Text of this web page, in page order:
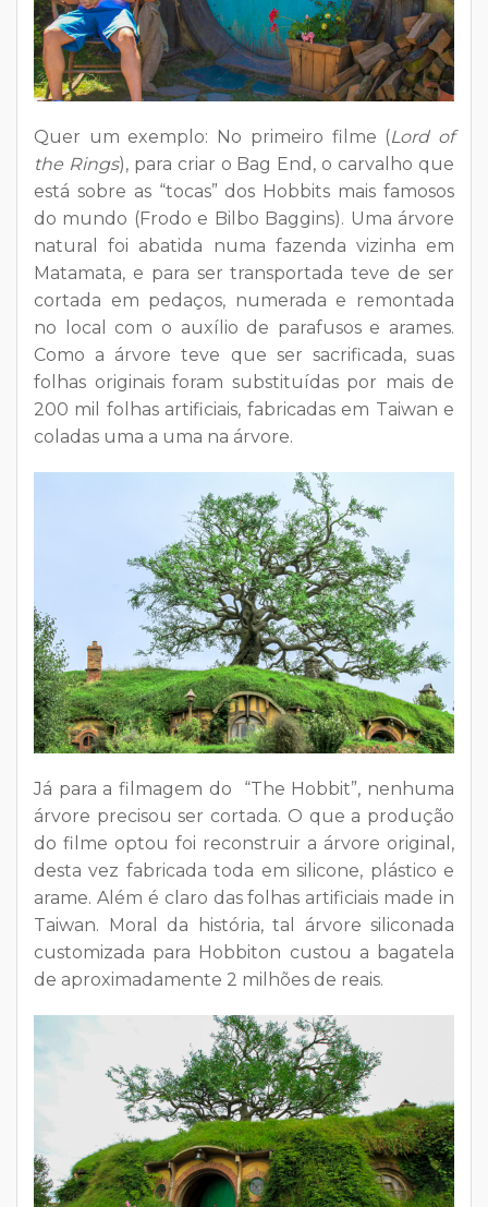
Quer um exemplo: No primeiro filme (Lord of
the Rings), para criar o Bag End, o carvalho que
está sobre as “tocas” dos Hobbits mais famosos
do mundo (Frodo e Bilbo Baggins). Uma árvore
natural foi abatida numa fazenda vizinha em
Matamata, e para ser transportada teve de ser
cortada em pedaços, numerada e remontada
no local com o auxílio de parafusos e arames.
Como a árvore teve que ser sacrificada, suas
folhas originais foram substituídas por mais de
200 mil folhas artificiais, fabricadas em Taiwan e
coladas uma a uma na árvore.
Já para a filmagem do “The Hobbit”, nenhuma
árvore precisou ser cortada. O que a produção
do filme optou foi reconstruir a árvore original,
desta vez fabricada toda em silicone, plástico e
arame. Além é claro das folhas artificiais made in
Taiwan. Moral da história, tal árvore siliconada
customizada para Hobbiton custou a bagatela
de aproximadamente 2 milhões de reais.